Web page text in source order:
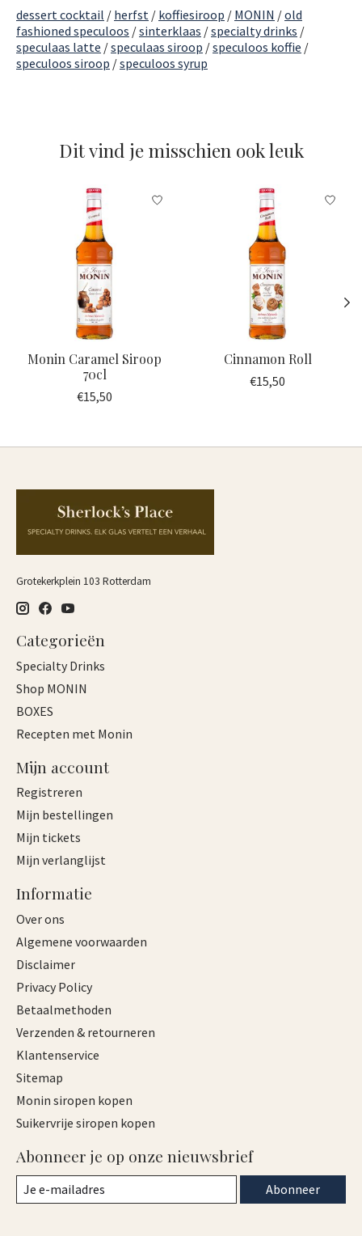
dessert cocktail / herfst / koffiesiroop / MONIN /old
fashioned speculoos /sinterklaas /specialty drinks /
speculaas latte /speculaas siroop /speculoos koffie /
speculoos siroop /speculoos syrup
Dit vind je misschien ook leuk
Items van productcarrousel
Monin Caramel Siroop
70cl
€15,50
Cinnamon Roll
€15,50
Grotekerkplein 103 Rotterdam
Categorieën
Specialty Drinks
Shop MONIN
BOXES
Recepten met Monin
Mijn account
Registreren
Mijn bestellingen
Mijn tickets
Mijn verlanglijst
Informatie
Over ons
Algemene voorwaarden
Disclaimer
Privacy Policy
Betaalmethoden
Verzenden & retourneren
Klantenservice
Sitemap
Monin siropen kopen
Suikervrije siropen kopen
Abonneer je op onze nieuwsbrief
Abonneer